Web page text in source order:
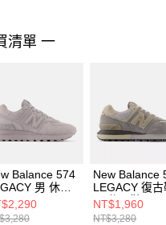
清單 一
Balance 574
男 休閒
D
New Balance
LEGACY 復古
男 休閒鞋
U574LGAZ-D
NT$1,960
NT$3,280